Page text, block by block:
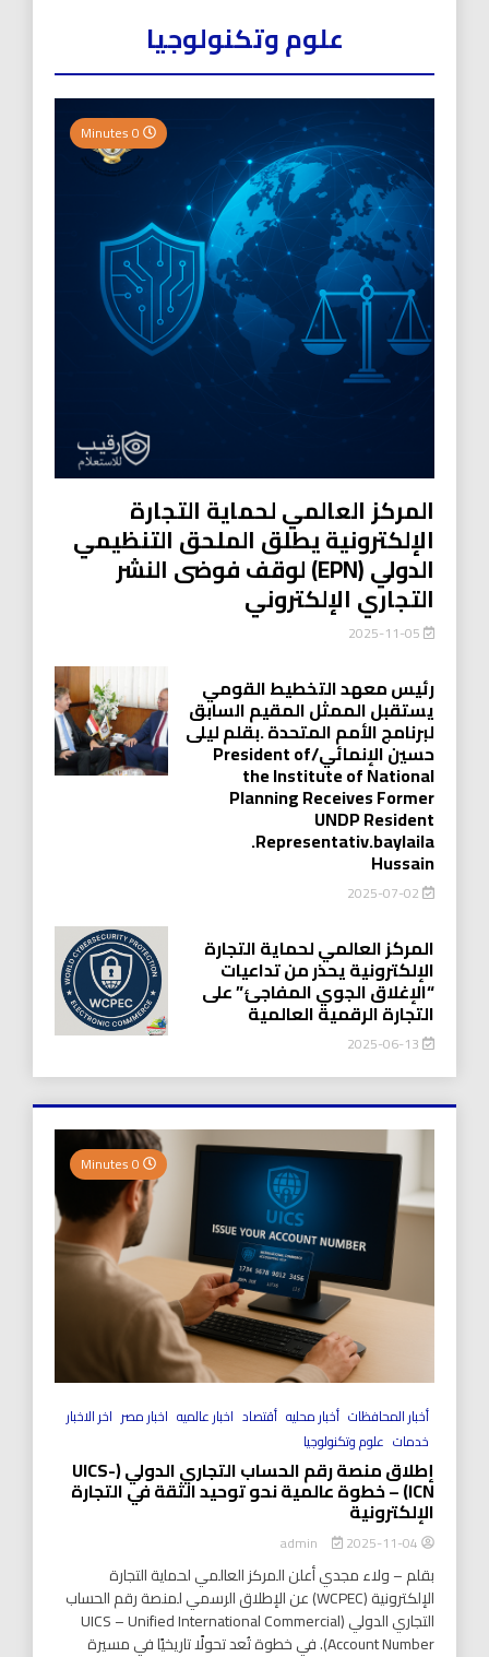
علوم وتكنولوجيا
المركز العالمي لحماية التجارة
الإلكترونية يطلق الملحق التنظيمي
الدولي (EPN) لوقف فوضى النشر
التجاري الإلكتروني
رئيس معهد التخطيط القومي
يستقبل الممثل المقيم السابق
لبرنامج الأمم المتحدة .بقلم ليلى
حسين الإنمائي/President of
the Institute of National
Planning Receives Former
UNDP Resident
.Representativ.baylaila
Hussain
2025-07-02
المركز العالمي لحماية التجارة
الإلكترونية يحذر من تداعيات
“الإغلاق الجوي المفاجئ” على
التجارة الرقمية العالمية
2025-06-13
أخبار المحافظات أخبار محليه أقتصاد اخبار عالميه اخبار مصر اخر الاخبار
خدمات علوم وتكنولوجيا
إطلاق منصة رقم الحساب التجاري الدولي (UICS-
ICN) – خطوة عالمية نحو توحيد الثقة في التجارة
الإلكترونية
2025-11-04
بقلم – ولاء مجدي أعلن المركز العالمي لحماية التجارة
الإلكترونية (WCPEC) عن الإطلاق الرسمي لمنصة رقم الحساب
التجاري الدولي (UICS – Unified International Commercial
Account Number). في خطوة تُعد تحولًا تاريخيًا في مسيرة